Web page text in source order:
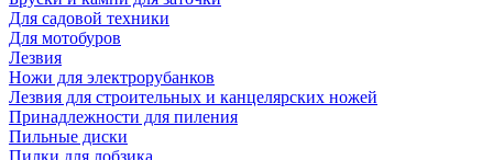
Для садовой техники
Для мотобуров
Лезвия
Ножи для электрорубанков
Лезвия для строительных и канцелярских ножей
Принадлежности для пиления
Пильные диски
Пилки для лобзика